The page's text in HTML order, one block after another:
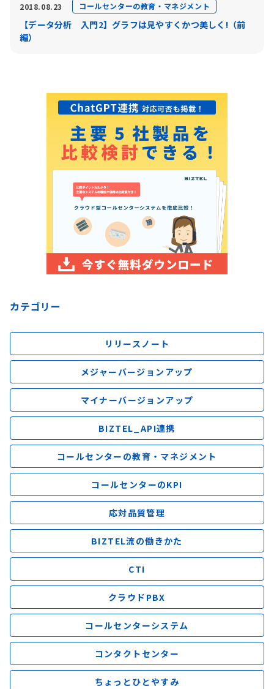
2018.08.23 コールセンターの教育・マネジメント
【データ分析 入門2】グラフは見やすくかつ美しく!（前
編）
カテゴリー
リリースノート
メジャーバージョンアップ
マイナーバージョンアップ
BIZTEL_API連携
コールセンターの教育・マネジメント
コールセンターのKPI
応対品質管理
BIZTEL流の働きかた
CTI
クラウドPBX
コールセンターシステム
コンタクトセンター
ちょっとひとやすみ